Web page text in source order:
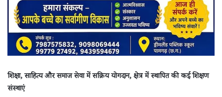
शिक्षा, साहित्य और समाज सेवा में सक्रिय योगदान, क्षेत्र में स्थापित की कई शिक्षण
संस्थाएं